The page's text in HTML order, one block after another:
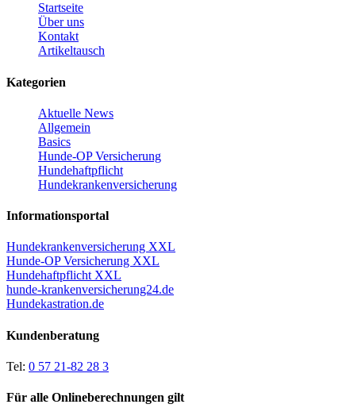
Startseite
Über uns
Kontakt
Artikeltausch
Kategorien
Aktuelle News
Allgemein
Basics
Hunde-OP Versicherung
Hundehaftpflicht
Hundekrankenversicherung
Informationsportal
Hundekrankenversicherung XXL
Hunde-OP Versicherung XXL
Hundehaftpflicht XXL
hunde-krankenversicherung24.de
Hundekastration.de
Kundenberatung
Tel: 0 57 21-82 28 3
Für alle Onlineberechnungen gilt